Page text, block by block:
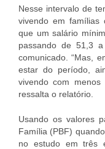
Nesse intervalo de
vivendo em famílias
que um salário
passando de 51,3
comunicado. “Mas,
estar do período,
vivendo com menos
ressalta o relatório.
Usando os valores
Família (PBF)
no estudo em três